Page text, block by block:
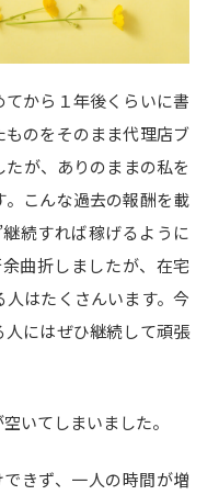
から１年後くらいに書
のをそのまま代理店ブ
が、ありのままの私を
こんな過去の報酬を載
続すれば稼げるように
曲折しましたが、在宅
はたくさんいます。今
にはぜひ継続して頑張
いてしまいました。
きず、一人の時間が増